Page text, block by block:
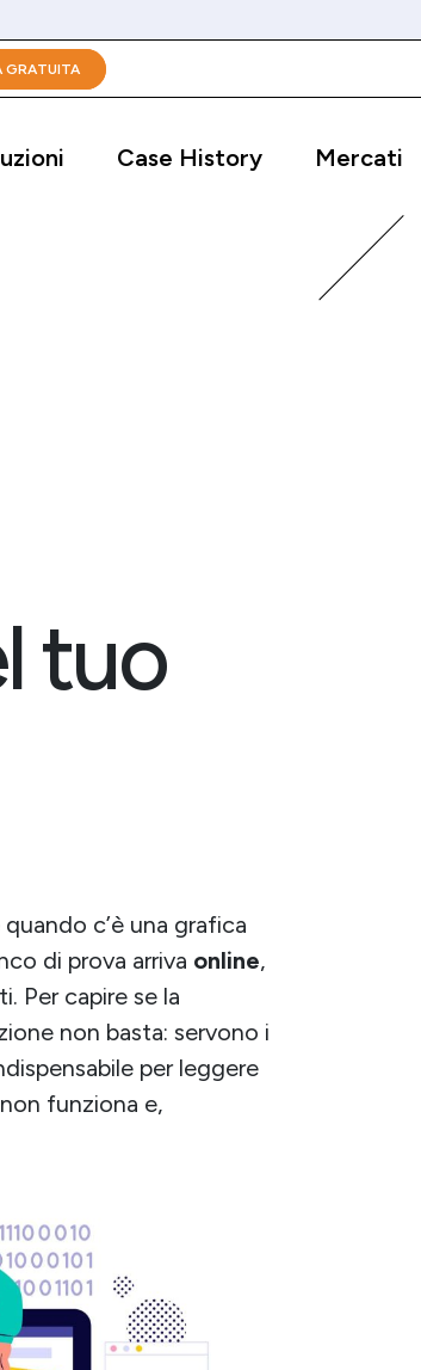
GRATUITA
Case History Mercati
tuo
c’è una grafica
di prova arriva online,
Per capire se la
non basta: servono i
per leggere
funziona e,